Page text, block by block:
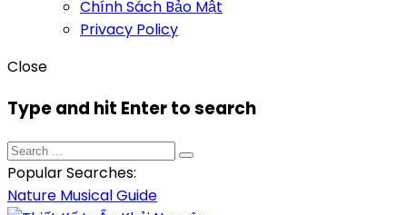
Chính Sách Bảo Mật
Privacy Policy
Close
Type and hit Enter to search
Popular Searches:
Nature MusicalGuide